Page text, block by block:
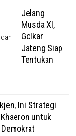
Jelang
Musda XI,
Golkar
Jateng Siap
Tentukan
Ini Strategi
untuk